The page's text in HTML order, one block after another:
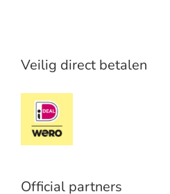
Veilig direct betalen
Official partners